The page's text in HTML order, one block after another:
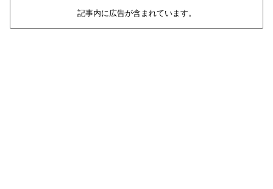
記事内に広告が含まれています。